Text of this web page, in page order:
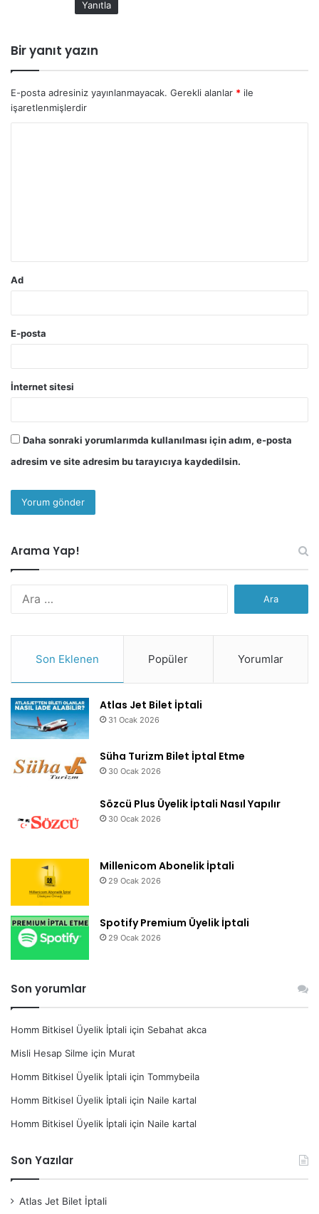
i
Yanıtla
Bir yanıt yazın
E-posta adresiniz yayınlanmayacak. Gerekli alanlar * ile
işaretlenmişlerdir
Ad
E-posta
İnternet sitesi
Daha sonraki yorumlarımda kullanılması için adım, e-posta
adresim ve site adresim bu tarayıcıya kaydedilsin.
Arama Yap!
Son Eklenen Popüler Yorumlar
Atlas Jet Bilet İptali
31 Ocak 2026
Süha Turizm Bilet İptal Etme
30 Ocak 2026
Sözcü Plus Üyelik İptali Nasıl Yapılır
30 Ocak 2026
Millenicom Abonelik İptali
29 Ocak 2026
Spotify Premium Üyelik İptali
29 Ocak 2026
Son yorumlar
Homm Bitkisel Üyelik İptali için Sebahat akca
Misli Hesap Silme için Murat
Homm Bitkisel Üyelik İptali için Tommybeila
Homm Bitkisel Üyelik İptali için Naile kartal
Homm Bitkisel Üyelik İptali için Naile kartal
Son Yazılar
Atlas Jet Bilet İptali